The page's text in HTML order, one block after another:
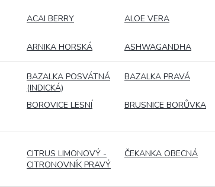
ACAI BERRY ALOE VERA
ARNIKA HORSKÁ
ASHWAGANDHA
BAZALKA POSVÁTNÁ
(INDICKÁ)
BAZALKA PRAVÁ
BOROVICE LESNÍ BRUSNICE BORŮVKA
CITRUS LIMONOVÝ -
CITRONOVNÍK PRAVÝ
ČEKANKA OBECNÁ